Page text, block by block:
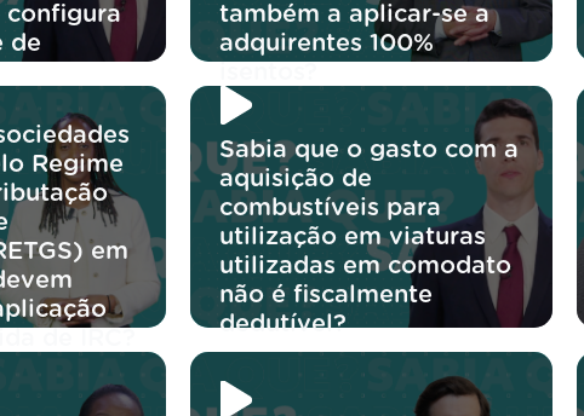
configura
de
também a aplicar-se a
adquirentes 100%
Regime
em
Sabia que o gasto com a
aquisição de
combustíveis para
utilização em viaturas
utilizadas em comodato
não é fiscalmente
dedutível?